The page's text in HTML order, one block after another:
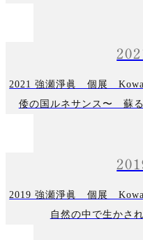
2021 強瀬淨眞 個展
倭の国ルネサンス〜 蘇
2019 強瀬淨眞 個展
自然の中で生かさ